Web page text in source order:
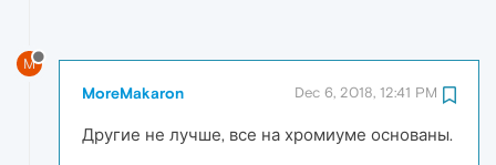
M
MoreMakaron Dec 6, 2018, 12:41 PM
Другие не лучше, все на хромиуме основаны.